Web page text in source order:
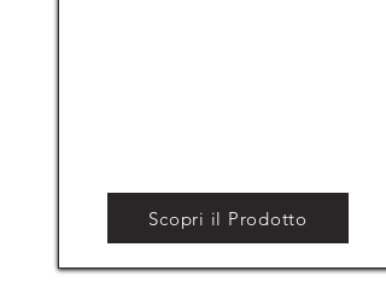
Scopri il Prodotto